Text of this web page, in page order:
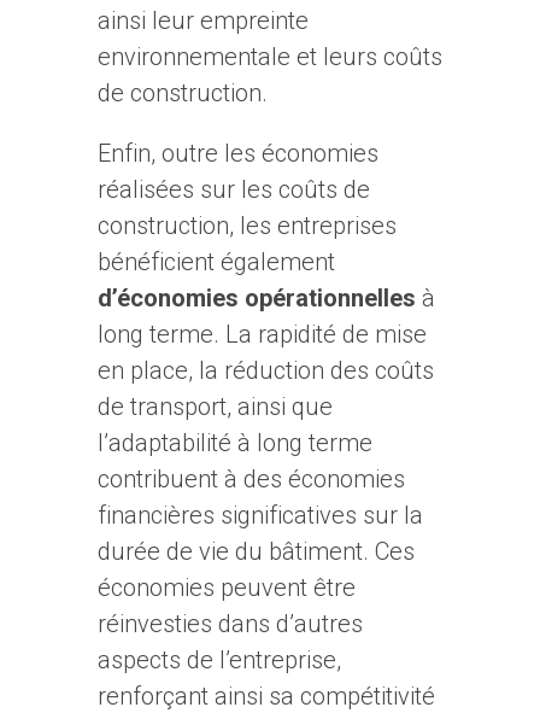
ainsi leur empreinte
environnementale et leurs coûts
de construction.
Enfin, outre les économies
réalisées sur les coûts de
construction, les entreprises
bénéficient également
d’économies opérationnelles à
long terme. La rapidité de mise
en place, la réduction des coûts
de transport, ainsi que
l’adaptabilité à long terme
contribuent à des économies
financières significatives sur la
durée de vie du bâtiment. Ces
économies peuvent être
réinvesties dans d’autres
aspects de l’entreprise,
renforçant ainsi sa compétitivité